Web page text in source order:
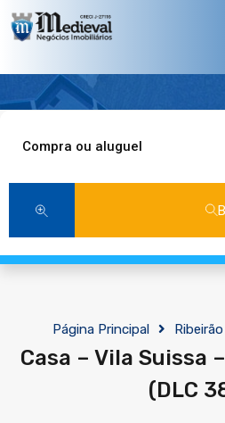
Compra ou aluguel
Página Principal
Casa – Vila Suissa
(DLC